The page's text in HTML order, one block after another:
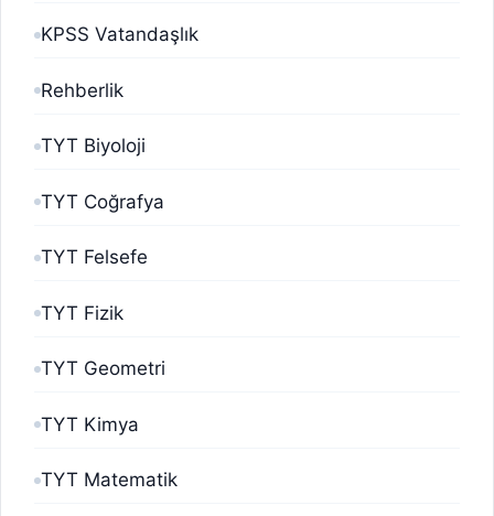
KPSS Vatandaşlık
Rehberlik
TYT Biyoloji
TYT Coğrafya
TYT Felsefe
TYT Fizik
TYT Geometri
TYT Kimya
TYT Matematik